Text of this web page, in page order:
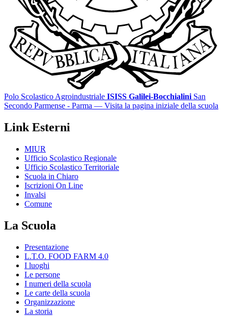
Polo Scolastico Agroindustriale ISISS Galilei-Bocchialini San
Secondo Parmense - Parma — Visita la pagina iniziale della scuola
Link Esterni
MIUR
Ufficio Scolastico Regionale
Ufficio Scolastico Territoriale
Scuola in Chiaro
Iscrizioni On Line
Invalsi
Comune
La Scuola
Presentazione
L.T.O. FOOD FARM 4.0
I luoghi
Le persone
I numeri della scuola
Le carte della scuola
Organizzazione
La storia